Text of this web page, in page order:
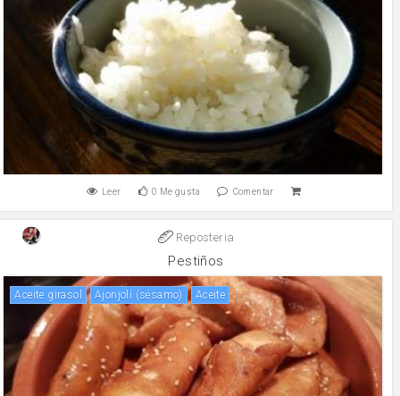
Leer 0 Me gusta Comentar
Reposteria
Pestiños
Aceite girasol Ajonjolí (sésamo) aceite